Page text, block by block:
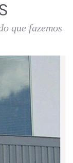
que fazemos